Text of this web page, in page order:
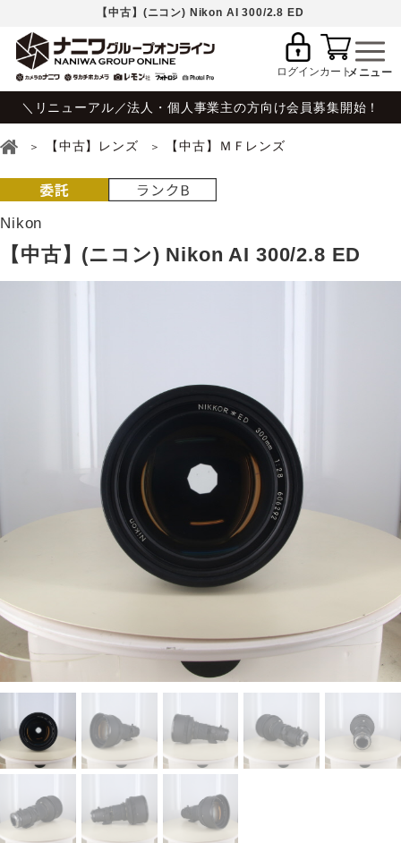
【中古】(ニコン) Nikon AI 300/2.8 ED
ログインカート
＼リニューアル／法人・個人事業主の方向け会員募集開始！
【中古】レンズ 【中古】ＭＦレンズ
Nikon
【中古】(ニコン) Nikon AI 300/2.8 ED